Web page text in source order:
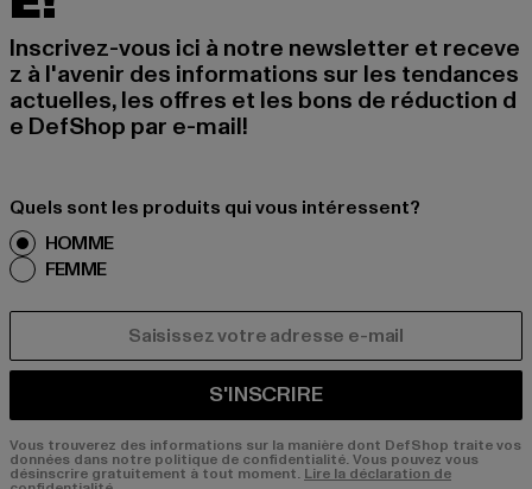
Inscrivez-vous ici à notre newsletter et receve
z à l'avenir des informations sur les tendances
actuelles, les offres et les bons de réduction d
e DefShop par e-mail!
Quels sont les produits qui vous intéressent?
HOMME
FEMME
S'INSCRIRE
Vous trouverez des informations sur la manière dont DefShop traite vos
données dans notre politique de confidentialité. Vous pouvez vous
désinscrire gratuitement à tout moment. Lire la déclaration de